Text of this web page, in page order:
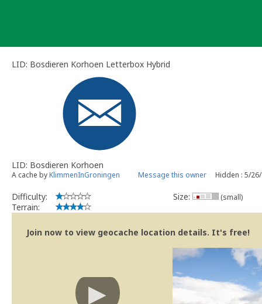
LID: Bosdieren Korhoen Letterbox Hybrid
LID: Bosdieren Korhoen
A cache byKlimmenInGroningen Message this owner Hidden : 5/
Difficulty:
Terrain:
Size: (small)
Join now to view geocache location details. It's free!